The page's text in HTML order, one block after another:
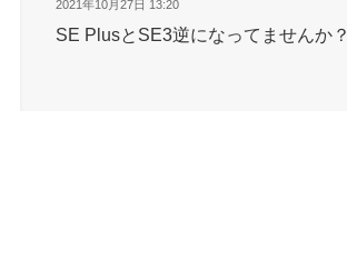
2021年10月27日 13:20
SE PlusとSE3逆になってませんか？